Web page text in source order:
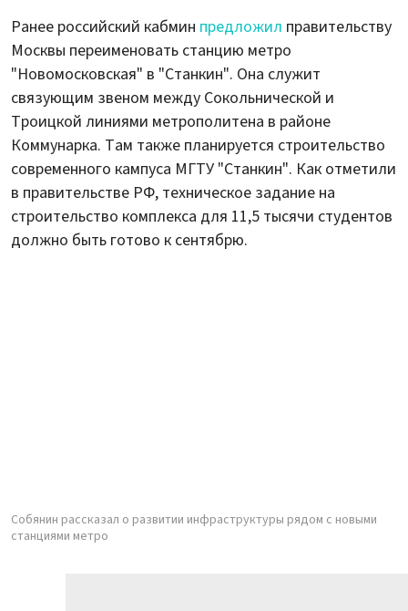
Ранее российский кабмин предложил правительству
Москвы переименовать станцию метро
"Новомосковская" в "Станкин". Она служит
связующим звеном между Сокольнической и
Троицкой линиями метрополитена в районе
Коммунарка. Там также планируется строительство
современного кампуса МГТУ "Станкин". Как отметили
в правительстве РФ, техническое задание на
строительство комплекса для 11,5 тысячи студентов
должно быть готово к сентябрю.
Собянин рассказал о развитии инфраструктуры рядом с новыми
станциями метро